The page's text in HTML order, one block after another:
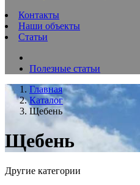
Контакты
Наши объекты
Статьи
Полезные статьи
Главная
Каталог
Щебень
Щебень
Другие категории